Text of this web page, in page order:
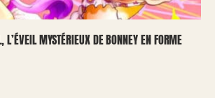
L’ÉVEIL MYSTÉRIEUX DE BONNEY EN FORME